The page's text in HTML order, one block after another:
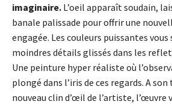
imaginaire. L’oeil apparaît soudain,
banale palissade pour offrir une
engagée. Les couleurs puissantes vous
moindres détails glissés dans les
Une peinture hyper réaliste où
plongé dans l’iris de ces regards. A
nouveau clin d’œil de l’artiste, l’œuvre